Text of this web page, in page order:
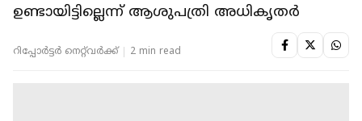
ഉണ്ടായിട്ടില്ലെന്ന് ആശുപത്രി അധികൃതർ
റിപ്പോർട്ടർ നെറ്റ്‌വര്‍ക്ക്‌ 2 min read